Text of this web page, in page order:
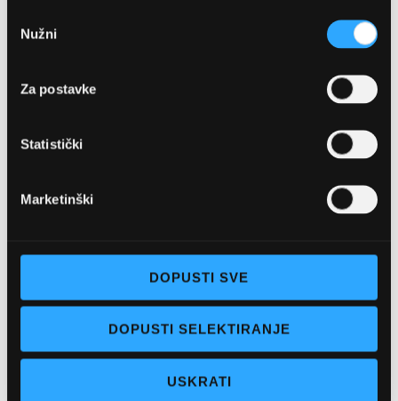
pristanka
Nužni
Za postavke
Statistički
Marketinški
DOPUSTI SVE
DOPUSTI SELEKTIRANJE
USKRATI
Pon - pet: 07 - 21h,
Sub: 07-21h
webshop@optikanjego.hr